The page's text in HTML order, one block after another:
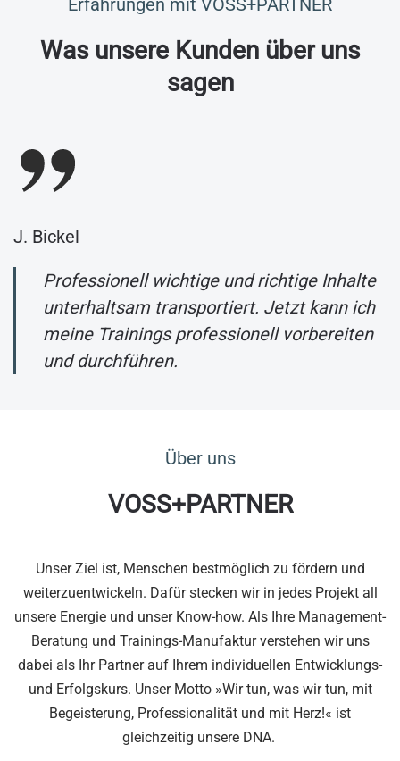
Erfahrungen mit VOSS+PARTNER
Was unsere Kunden über uns
sagen
J. Bickel
Professionell wichtige und richtige Inhalte
unterhaltsam transportiert. Jetzt kann ich
meine Trainings professionell vorbereiten
und durchführen.
Über uns
VOSS+PARTNER
Unser Ziel ist, Menschen bestmöglich zu fördern und
weiterzuentwickeln. Dafür stecken wir in jedes Projekt all
unsere Energie und unser Know-how. Als Ihre Management-
Beratung und Trainings-Manufaktur verstehen wir uns
dabei als Ihr Partner auf Ihrem individuellen Entwicklungs-
und Erfolgskurs. Unser Motto »Wir tun, was wir tun, mit
Begeisterung, Professionalität und mit Herz!« ist
gleichzeitig unsere DNA.